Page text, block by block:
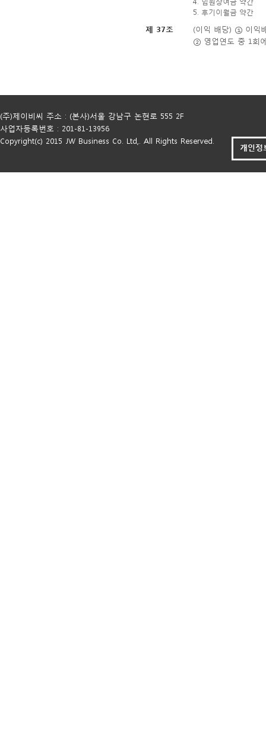
5. 후기이월금 약간
제 37조
(이익 배당) ① 이익
② 영업연도 중 1회
(주)제이비씨 주소 : (본사)서울 강남구 논현로 555 2F
사업자등록번호 : 201-81-13956
Copyright(c) 2015 JW Business Co. Ltd,. All Rights Reserved.
개인정